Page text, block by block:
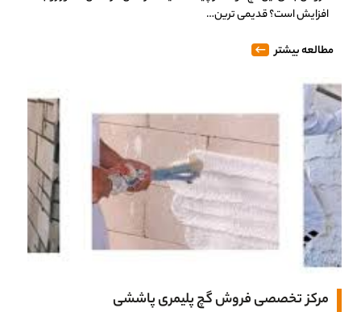
افزایش است؟ قدیمی ترین…
مطالعه بیشتر
مرکز تخصصی فروش گچ پلیمری پاششی